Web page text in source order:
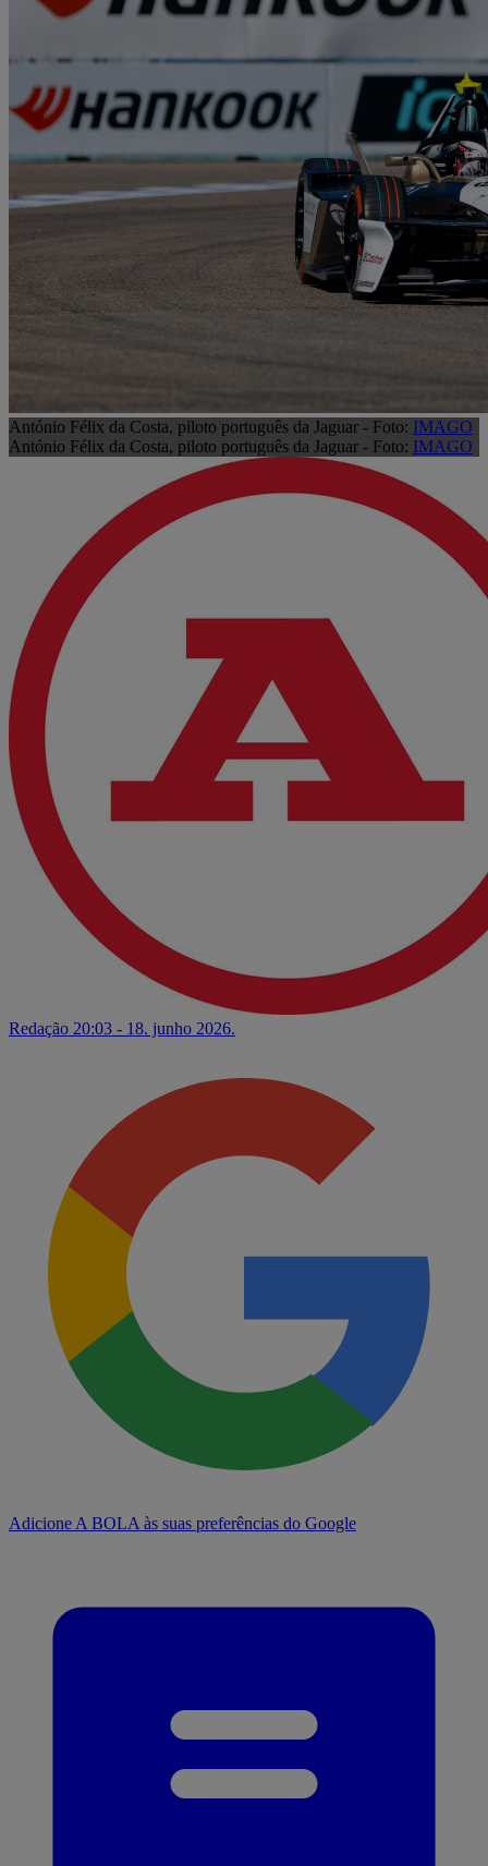
António Félix da Costa, piloto português da Jaguar - Foto: IMAGO
António Félix da Costa, piloto português da Jaguar - Foto: IMAGO
Redação 20:03 - 18. junho 2026.
Adicione A BOLA às suas preferências do Google